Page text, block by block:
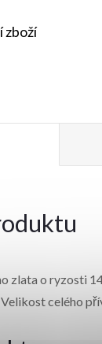
zboží
zlata o ryzosti
celého